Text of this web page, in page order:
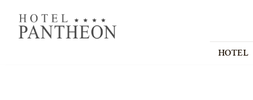
HOTEL